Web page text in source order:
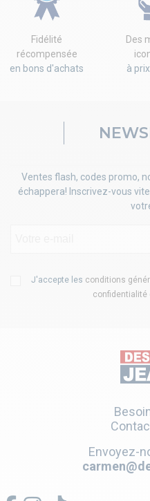
Fidélité
récompensée
en bons d'achats
Des
à
Ventes flash, codes promo,
échappera! Inscrivez-vous
J'accepte les conditions
confidentialité
Envoyez-